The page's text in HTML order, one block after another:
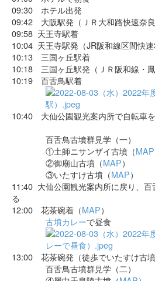
09:30 ホテル出発
09:42 大阪駅発（ＪＲ大和路快速奈良
09:58 天王寺駅着
10:04 天王寺駅発（JR阪和線区間快速
10:13 三国ヶ丘駅着
10:18 三国ヶ丘駅発（ＪＲ阪和線・鳳
10:19 百舌鳥駅着
10:40 大仙公園観光案内所で自転車を
百舌鳥古墳群見学（一）
①土師ニサンザイ古墳（MAP
②御廟山古墳（MAP）
③いたすけ古墳（MAP）
11:40 大仙公園観光案内所に戻り、
る
12:00 花茶碗着（MAP）
古墳カレーで昼食
13:00 花茶碗発（徒歩でいたすけ古墳
百舌鳥古墳群見学（二）